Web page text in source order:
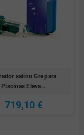
salino Gre para
Piscinas Eleva…
719,10 €